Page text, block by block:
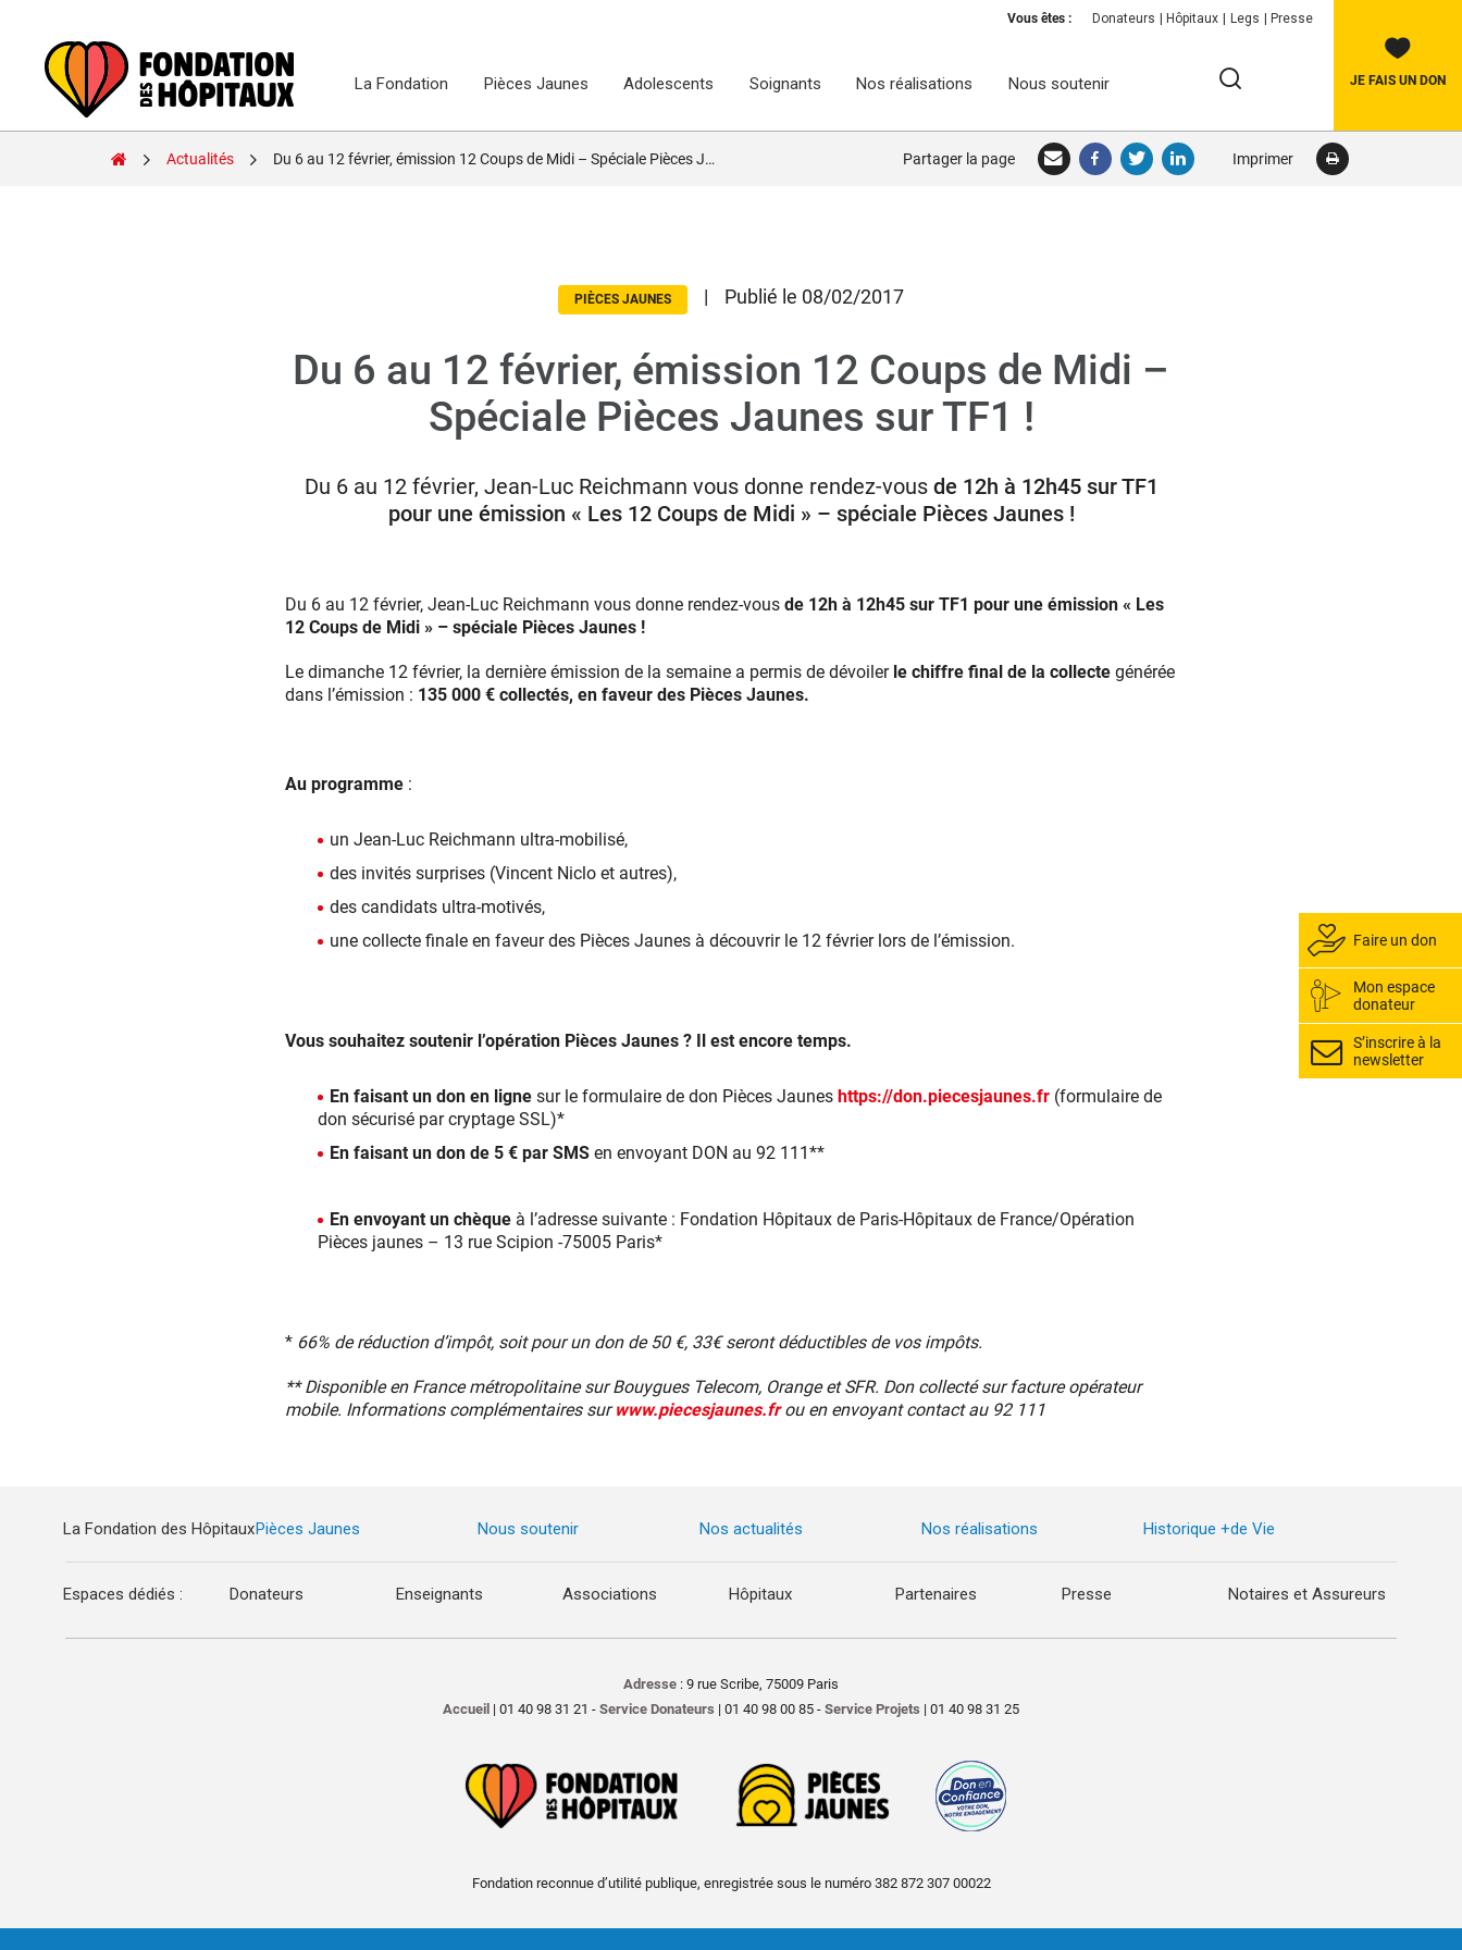
Vous êtes : Donateurs Hôpitaux Legs Presse
La Fondation Pièces Jaunes Adolescents Soignants Nos réalisations Nous soutenir
RECHERCHER
JE FAIS UN DON
Actualités Du 6 au 12 février, émission 12 Coups de Midi – Spéciale Pièces Jaunes sur TF1 ! Partager la page Imprimer
PIÈCES JAUNES | Publié le 08/02/2017
Du 6 au 12 février, émission 12 Coups de Midi –
Spéciale Pièces Jaunes sur TF1 !
Du 6 au 12 février, Jean-Luc Reichmann vous donne rendez-vous de 12h à 12h45 sur TF1
pour une émission « Les 12 Coups de Midi » – spéciale Pièces Jaunes !
Du 6 au 12 février, Jean-Luc Reichmann vous donne rendez-vous de 12h à 12h45 sur TF1 pour une émission « Les
12 Coups de Midi » – spéciale Pièces Jaunes !
Le dimanche 12 février, la dernière émission de la semaine a permis de dévoiler le chiffre final de la collecte générée
dans l’émission : 135 000 € collectés, en faveur des Pièces Jaunes.
Au programme :
un Jean-Luc Reichmann ultra-mobilisé,
des invités surprises (Vincent Niclo et autres),
des candidats ultra-motivés,
une collecte finale en faveur des Pièces Jaunes à découvrir le 12 février lors de l’émission.
Vous souhaitez soutenir l’opération Pièces Jaunes ? Il est encore temps.
En faisant un don en ligne sur le formulaire de don Pièces Jaunes https://don.piecesjaunes.fr (formulaire de
don sécurisé par cryptage SSL)*
En faisant un don de 5 € par SMS en envoyant DON au 92 111**
En envoyant un chèque à l’adresse suivante : Fondation Hôpitaux de Paris-Hôpitaux de France/Opération
Pièces jaunes – 13 rue Scipion -75005 Paris*
* 66% de réduction d’impôt, soit pour un don de 50 €, 33€ seront déductibles de vos impôts.
** Disponible en France métropolitaine sur Bouygues Telecom, Orange et SFR. Don collecté sur facture opérateur
mobile. Informations complémentaires surwww.piecesjaunes.frou en envoyant contact au 92 111
Faire un don
Mon espace
donateur
S’inscrire à la
newsletter
La Fondation des HôpitauxPièces Jaunes Nous soutenir Nos actualités Nos réalisations Historique +de Vie
Espaces dédiés : Donateurs Enseignants Associations Hôpitaux Partenaires Presse Notaires et Assureurs
Adresse : 9 rue Scribe, 75009 Paris
Accueil | 01 40 98 31 21 - Service Donateurs | 01 40 98 00 85 - Service Projets | 01 40 98 31 25
Fondation reconnue d’utilité publique, enregistrée sous le numéro 382 872 307 00022